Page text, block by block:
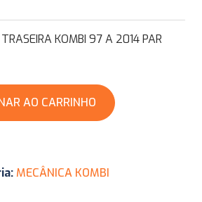
KOMBI 97 A 2014 PAR
AO CARRINHO
MECÂNICA KOMBI